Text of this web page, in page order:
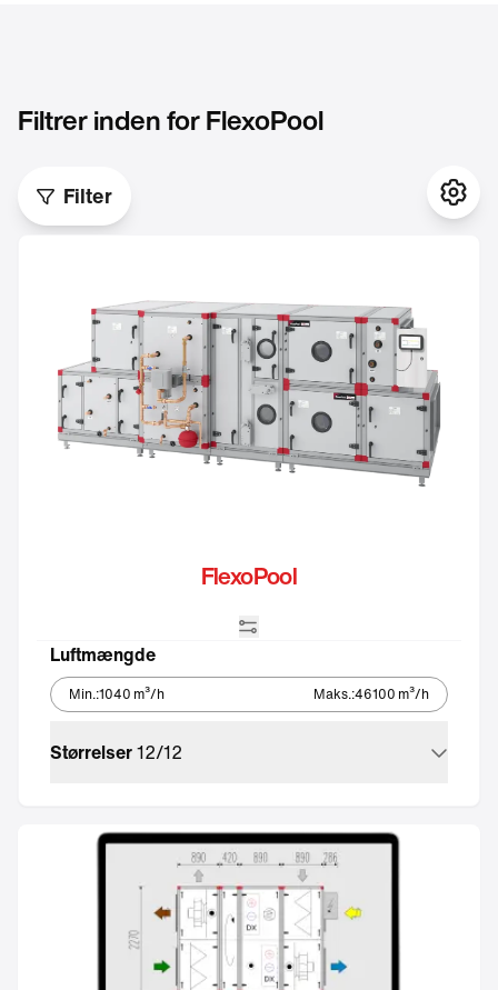
Filtrer inden forFlexoPool
Filter
FlexoPool
Luftmængde
Min.:1040 m³/h Maks.:46100 m³/h
Størrelser12/12